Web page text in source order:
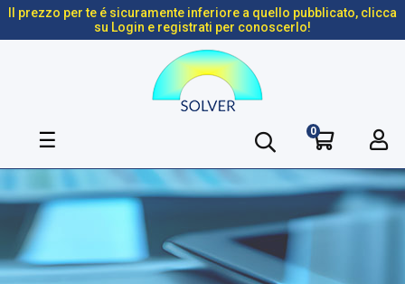
Il prezzo per te é sicuramente inferiore a quello pubblicato, clicca
su Login e registrati per conoscerlo!
navigazione
☰ 0